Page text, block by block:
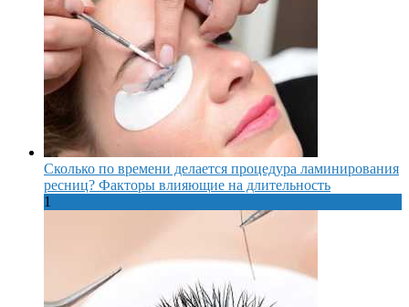
Сколько по времени делается процедура ламинирования
ресниц? Факторы влияющие на длительность
1